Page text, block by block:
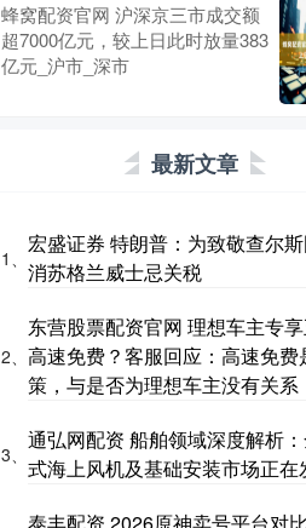
蜂窝配资官网 沪深京三市成交额
超7000亿元，较上日此时放量383
亿元_沪市_深市
最新文章
1、
宏盛证券 特朗普：为致敬查尔
消苏格兰威士忌关税
2、
东营股票配资官网 理想车主专
高速免费？客服回应：高速免费
策，与是否为理想车主没有关系
3、
通弘网配资 船舶领域深度解析
式海上风机及基础安装市场正在